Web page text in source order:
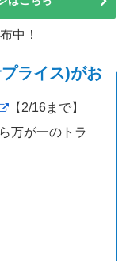
中！
ライス)がお
【2/16まで】
万が一のトラ